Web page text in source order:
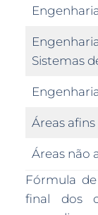
Sistemas
Áreas afins
Áreas não
Fórmula
final dos